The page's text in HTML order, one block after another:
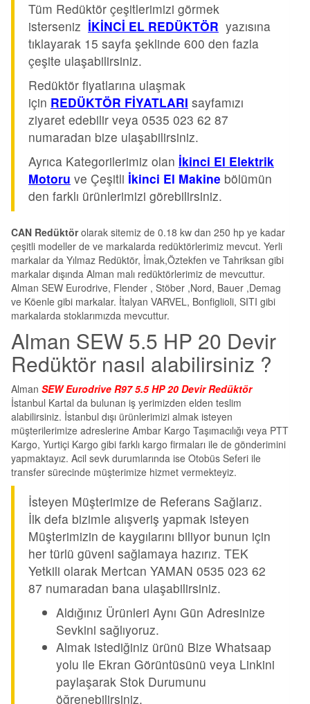
Tüm Redüktör çeşitlerimizi görmek
isterseniz İKİNCİ EL REDÜKTÖR yazısına
tıklayarak 15 sayfa şeklinde 600 den fazla
çeşite ulaşabilirsiniz.
Redüktör fiyatlarına ulaşmak
için REDÜKTÖR FİYATLARI sayfamızı
ziyaret edebilir veya 0535 023 62 87
numaradan bize ulaşabilirsiniz.
Ayrıca Kategorilerimiz olan İkinci El Elektrik
Motoru ve Çeşitli İkinci El Makine bölümün
den farklı ürünlerimizi görebilirsiniz.
CAN Redüktörolarak sitemiz de 0.18 kw dan 250 hp ye kadar
çeşitli modeller de ve markalarda redüktörlerimiz mevcut. Yerli
markalar da Yılmaz Redüktör, İmak,Öztekfen ve Tahriksan gibi
markalar dışında Alman malı redüktörlerimiz de mevcuttur.
Alman SEW Eurodrive, Flender , Stöber ,Nord, Bauer ,Demag
ve Köenle gibi markalar. İtalyan VARVEL, Bonfiglioli, SITI gibi
markalarda stoklarımızda mevcuttur.
Alman SEW 5.5 HP 20 Devir
Redüktör nasıl alabilirsiniz ?
Alman SEW Eurodrive R97 5.5 HP 20 Devir Redüktör
İstanbul Kartal da bulunan iş yerimizden elden teslim
alabilirsiniz. İstanbul dışı ürünlerimizi almak isteyen
müşterilerimize adreslerine Ambar Kargo Taşımacılığı veya PTT
Kargo, Yurtiçi Kargo gibi farklı kargo firmaları ile de gönderimini
yapmaktayız. Acil sevk durumlarında ise Otobüs Seferi ile
transfer sürecinde müşterimize hizmet vermekteyiz.
İsteyen Müşterimize de Referans Sağlarız.
İlk defa bizimle alışveriş yapmak isteyen
Müşterimizin de kaygılarını biliyor bunun için
her türlü güveni sağlamaya hazırız. TEK
Yetkili olarak Mertcan YAMAN 0535 023 62
87 numaradan bana ulaşabilirsiniz.
Aldığınız Ürünleri Aynı Gün Adresinize
Sevkini sağlıyoruz.
Almak istediğiniz ürünü Bize Whatsaap
yolu ile Ekran Görüntüsünü veya Linkini
paylaşarak Stok Durumunu
öğrenebilirsiniz.